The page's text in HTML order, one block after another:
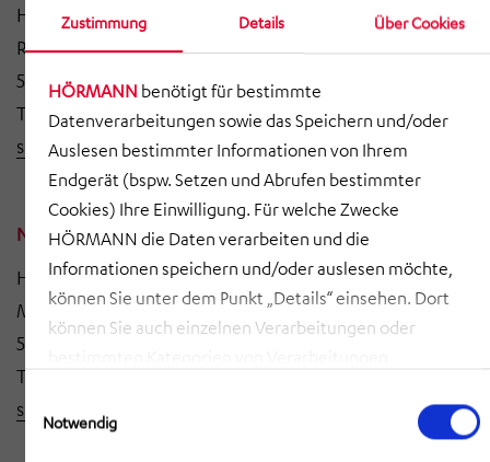
Zustimmung Details Über Cookies
HÖRMANN benötigt für bestimmte
Datenverarbeitungen sowie das Speichern und/oder
Auslesen bestimmter Informationen von Ihrem
Endgerät (bspw. Setzen und Abrufen bestimmter
Cookies) Ihre Einwilligung. Für welche Zwecke
HÖRMANN die Daten verarbeiten und die
Informationen speichern und/oder auslesen möchte,
können Sie unter dem Punkt „Details“ einsehen. Dort
können Sie auch einzelnen Verarbeitungen oder
Sie ein, dass HÖRMANN alle der erläuterten
Informationen speichern sowie auslesen und damit
Notwendig
HÖRMANN Warnsysteme GmbH
Rheinstr. 96
56235 Ransbach-Baumbach
T +49 (0) 2623 92 41 43 0
sirene-west@hoermann-ws.de
Niederlassung Sirene West / NRW
HÖRMANN Warnsysteme GmbH
Mühlenstr. 25
58285 Gevelsberg
T +49 (0) 2332 55 11 60
sirene-west-nrw@hoermann-ws.de